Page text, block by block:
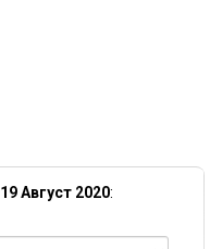
19 Август 2020: